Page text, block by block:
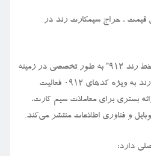
قیمت ، حراج سیمكارت رند در
وبسایت rond912.ir با عنوان “خط رند ۹۱۲” به طور تخصصی در زمینه
خرید و فروش سیم کارت‌های رند به ویژه کدهای ۰۹۱۲ فعالیت
بستری برای معاملات سیم کارت،
و فناوری اطلاعات منتشر می‌کند.